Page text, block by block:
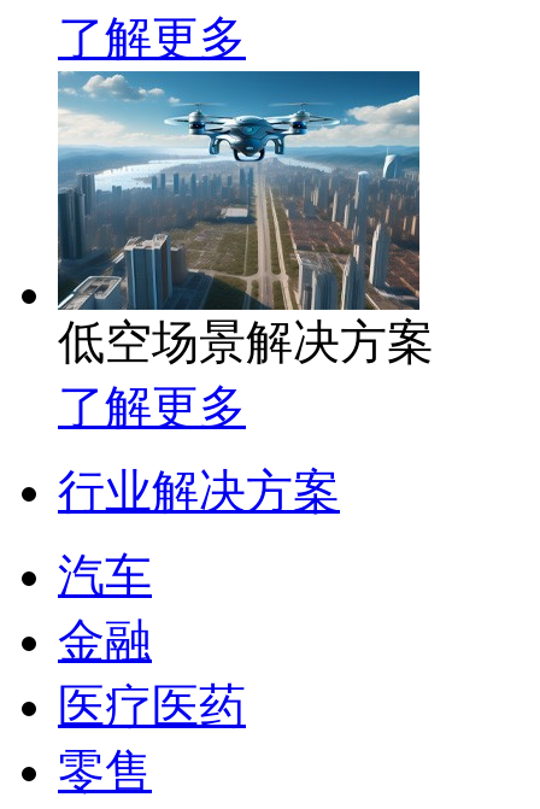
了解更多
低空场景解决方案
了解更多
行业解决方案
汽车
金融
医疗医药
零售